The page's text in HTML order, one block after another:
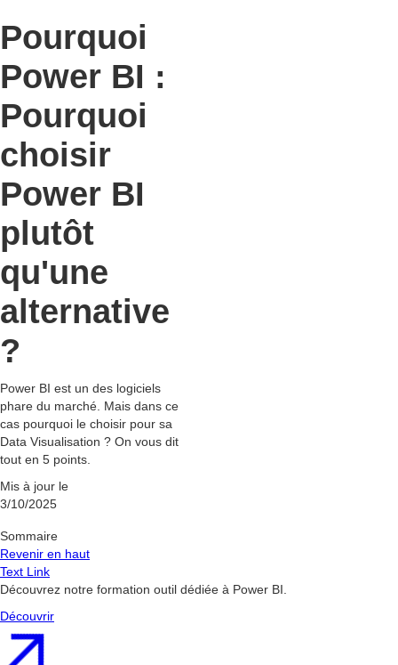
Pourquoi
Power BI :
Pourquoi
choisir
Power BI
plutôt
qu'une
alternative
?
Power BI est un des logiciels
phare du marché. Mais dans ce
cas pourquoi le choisir pour sa
Data Visualisation ? On vous dit
tout en 5 points.
Mis à jour le
3/10/2025
Sommaire
Revenir en haut
Text Link
Découvrez notre formation outil dédiée à Power BI.
Découvrir